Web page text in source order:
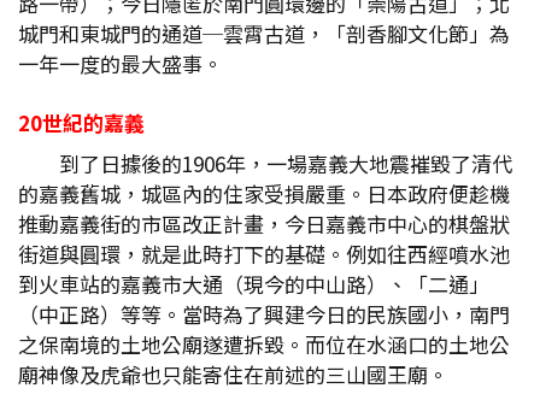
城門和東城門的通道─雲霄古道，「剖香腳文化節」為
一年一度的最大盛事。
20世紀的嘉義
到了日據後的1906年，一場嘉義大地震摧毀了清代
的嘉義舊城，城區內的住家受損嚴重。日本政府便趁機
推動嘉義街的市區改正計畫，今日嘉義市中心的棋盤狀
街道與圓環，就是此時打下的基礎。例如往西經噴水池
到火車站的嘉義市大通（現今的中山路）、「二通」
（中正路）等等。當時為了興建今日的民族國小，南門
之保南境的土地公廟遂遭拆毀。而位在水涵口的土地公
廟神像及虎爺也只能寄住在前述的三山國王廟。